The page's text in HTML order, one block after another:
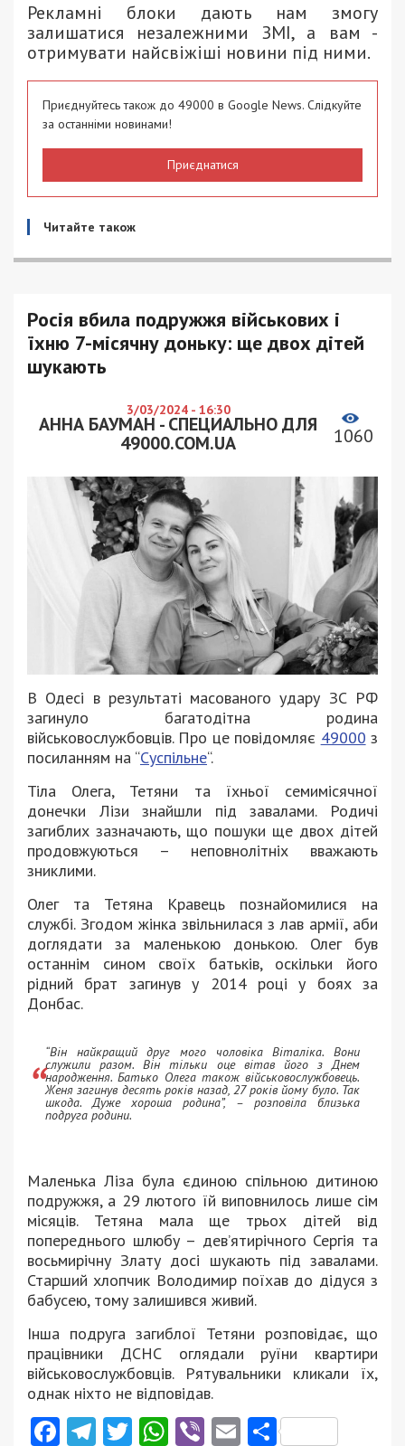
Рекламні блоки дають нам змогу
залишатися незалежними ЗМІ, а вам -
отримувати найсвіжіші новини під ними.
Приєднуйтесь також до 49000 в Google News. Слідкуйте
за останніми новинами!
Приєднатися
Читайте також
Росія вбила подружжя військових і
їхню 7-місячну доньку: ще двох дітей
шукають
3/03/2024 - 16:30
АННА БАУМАН - СПЕЦИАЛЬНО ДЛЯ
49000.COM.UA
1060
В Одесі в результаті масованого удару ЗС РФ
загинуло багатодітна родина
військовослужбовців. Про це повідомляє 49000 з
посиланням на “Суспільне“.
Тіла Олега, Тетяни та їхньої семимісячної
донечки Лізи знайшли під завалами. Родичі
загиблих зазначають, що пошуки ще двох дітей
продовжуються – неповнолітніх вважають
зниклими.
Олег та Тетяна Кравець познайомилися на
службі. Згодом жінка звільнилася з лав армії, аби
доглядати за маленькою донькою. Олег був
останнім сином своїх батьків, оскільки його
рідний брат загинув у 2014 році у боях за
Донбас.
“Він найкращий друг мого чоловіка Віталіка. Вони
служили разом. Він тільки оце вітав його з Днем
народження. Батько Олега також військовослужбовець.
Женя загинув десять років назад, 27 років йому було. Так
шкода. Дуже хороша родина”, – розповіла близька
подруга родини.
Маленька Ліза була єдиною спільною дитиною
подружжя, а 29 лютого їй виповнилось лише сім
місяців. Тетяна мала ще трьох дітей від
попереднього шлюбу – дев’ятирічного Сергія та
восьмирічну Злату досі шукають під завалами.
Старший хлопчик Володимир поїхав до дідуся з
бабусею, тому залишився живий.
Інша подруга загиблої Тетяни розповідає, що
працівники ДСНС оглядали руїни квартири
військовослужбовців. Рятувальники кликали їх,
однак ніхто не відповідав.
Facebook
Telegram
Twitter
WhatsApp
ViberEmail